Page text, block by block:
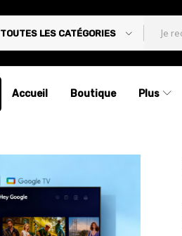
TOUTES LES CATÉGORIES
Accueil Boutique Plus